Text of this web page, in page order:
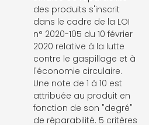
des produits s'inscrit
dans le cadre de la LOI
n° 2020-105 du 10 février
2020 relative à la lutte
contre le gaspillage et à
l'économie circulaire.
Une note de 1 à 10 est
attribuée au produit en
fonction de son "degré"
de réparabilité. 5 critères